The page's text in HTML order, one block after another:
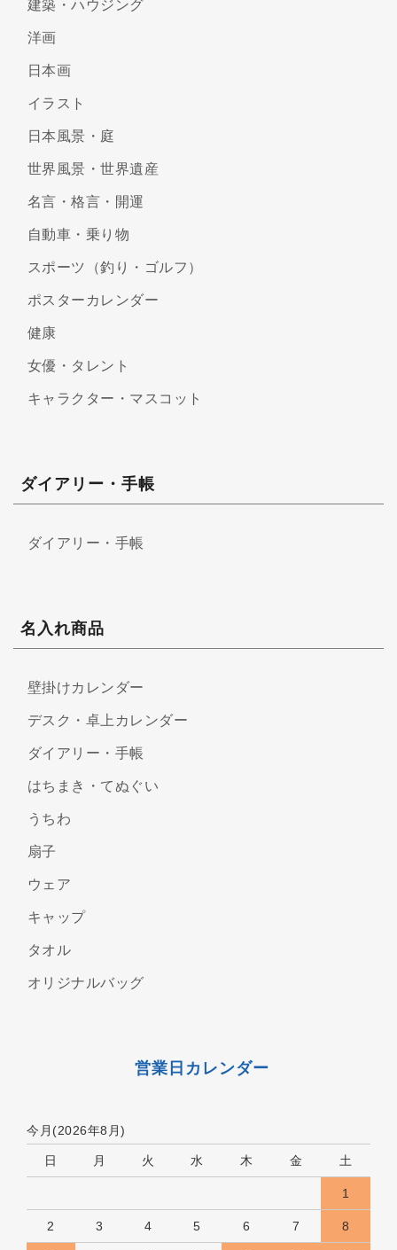
建築・ハウジング
洋画
日本画
イラスト
日本風景・庭
世界風景・世界遺産
名言・格言・開運
自動車・乗り物
スポーツ（釣り・ゴルフ）
ポスターカレンダー
健康
女優・タレント
キャラクター・マスコット
ダイアリー・手帳
ダイアリー・手帳
名入れ商品
壁掛けカレンダー
デスク・卓上カレンダー
ダイアリー・手帳
はちまき・てぬぐい
うちわ
扇子
ウェア
キャップ
タオル
オリジナルバッグ
営業日カレンダー
今月(2026年8月)
日 月 火 水 木 金 土
1
2 3 4 5 6 7 8